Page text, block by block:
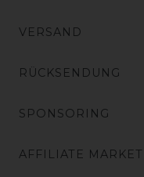
VERSAND
RÜCKSENDUNG
SPONSORING
AFFILIATE